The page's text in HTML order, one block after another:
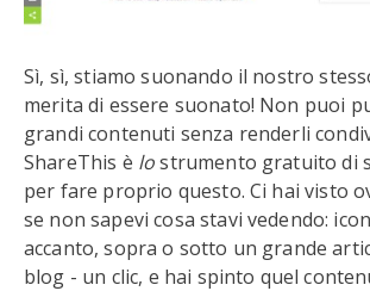
Sì, sì, stiamo suonando il nostro
merita di essere suonato! Non puoi
grandi contenuti senza renderli
ShareThis è lostrumento gratuito di
per fare proprio questo. Ci hai visto
se non sapevi cosa stavi vedendo:
accanto, sopra o sotto un grande
blog - un clic, e hai spinto quel